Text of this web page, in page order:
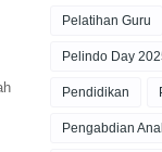
Pelatihan Guru
Pelindo Day
Pendidikan
Pengabdian